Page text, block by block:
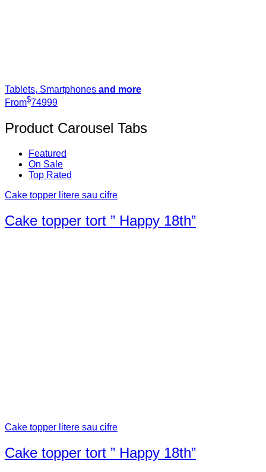
Tablets, Smartphones and more
From$74999
Product Carousel Tabs
Featured
On Sale
Top Rated
Cake topper litere sau cifre
Cake topper tort ” Happy 18th”
Cake topper litere sau cifre
Cake topper tort ” Happy 18th”